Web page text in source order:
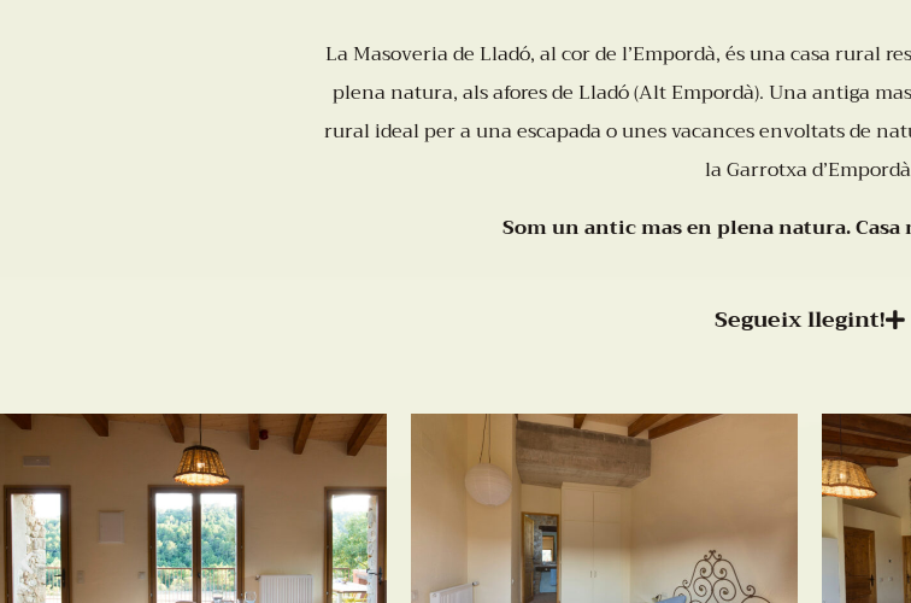
La Masoveria de Lladó, al cor de l’Empordà, és una casa rural
plena natura, als afores de Lladó (Alt Empordà). Una antiga
rural ideal per a una escapada o unes vacances envoltats de
la Garrotxa
Som un antic mas en plena natura. Casa
Segueix llegint!